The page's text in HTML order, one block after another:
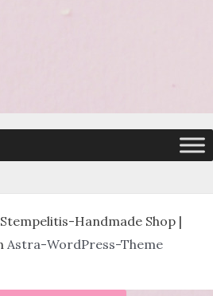
Handmade Shop |
Astra-WordPress-Theme